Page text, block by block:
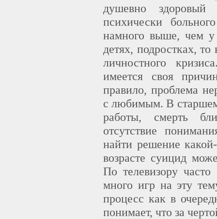
душевно
психически
намного выше, чем у
детях, подростках,
личностного
имеется своя
правило, проблема
с любимым. В старшем
работы, смерть
отсутствие
найти решение
возрасте суицид
По телевизору часто
много игр на эту
процесс как в
понимает, что за